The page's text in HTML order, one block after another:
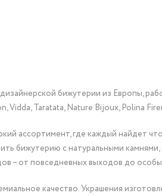
бижутерии из Европы,
Vidda, Taratata, Nature Bijoux, Polina
ассортимент, где каждый найдет
бижутерию с натуральными
– от повседневных выходов до
качество. Украшения